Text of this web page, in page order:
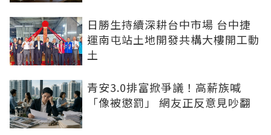
日勝生持續深耕台中市場 台中捷
運南屯站土地開發共構大樓開工動
土
青安3.0排富掀爭議！高薪族喊
「像被懲罰」 網友正反意見吵翻